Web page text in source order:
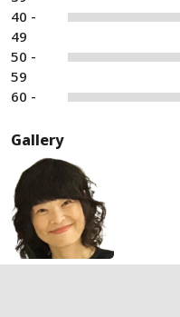
40 -
49
50 -
59
60 -
Gallery